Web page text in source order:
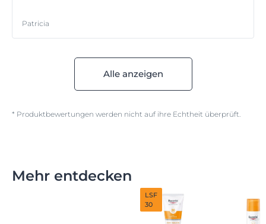
Patricia
Alle anzeigen
* Produktbewertungen werden nicht auf ihre Echtheit überprüft.
Mehr entdecken
LSF
30